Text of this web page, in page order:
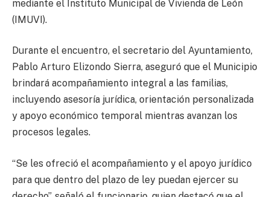
mediante el Instituto Municipal de Vivienda de León
(IMUVI).
Durante el encuentro, el secretario del Ayuntamiento,
Pablo Arturo Elizondo Sierra, aseguró que el Municipio
brindará acompañamiento integral a las familias,
incluyendo asesoría jurídica, orientación personalizada
y apoyo económico temporal mientras avanzan los
procesos legales.
“Se les ofreció el acompañamiento y el apoyo jurídico
para que dentro del plazo de ley puedan ejercer su